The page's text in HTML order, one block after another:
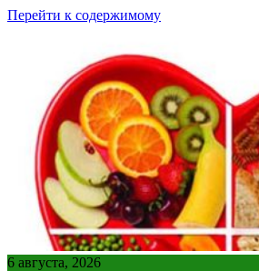
Перейти к содержимому
6 августа, 2026